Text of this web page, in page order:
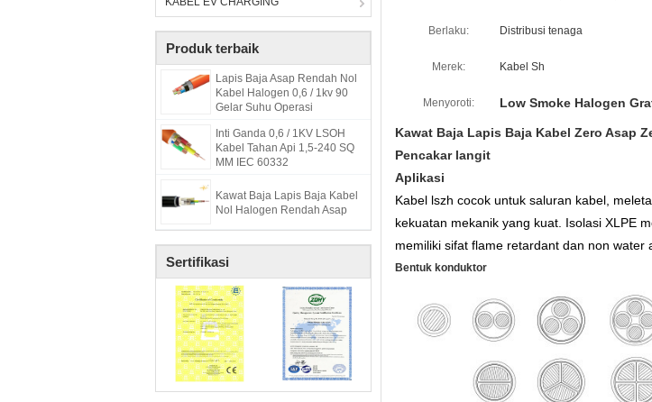
Produk terbaik
Lapis Baja Asap Rendah Nol
Kabel Halogen 0,6 / 1kv 90
Gelar Suhu Operasi
Inti Ganda 0,6 / 1KV LSOH
Kabel Tahan Api 1,5-240 SQ
MM IEC 60332
Kawat Baja Lapis Baja Kabel
Nol Halogen Rendah Asap
Sertifikasi
Berlaku: Distribusi tenaga
Merek: Kabel Sh
Menyoroti: Low Smoke Halogen
Kawat Baja Lapis Baja Kabel Zero Asap
Pencakar langit
Aplikasi
Kabel lszh cocok untuk saluran kabel,
kekuatan mekanik yang kuat. Isolasi XLPE
memiliki sifat flame retardant dan non water
Bentuk konduktor